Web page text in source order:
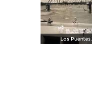
Los Puentes.